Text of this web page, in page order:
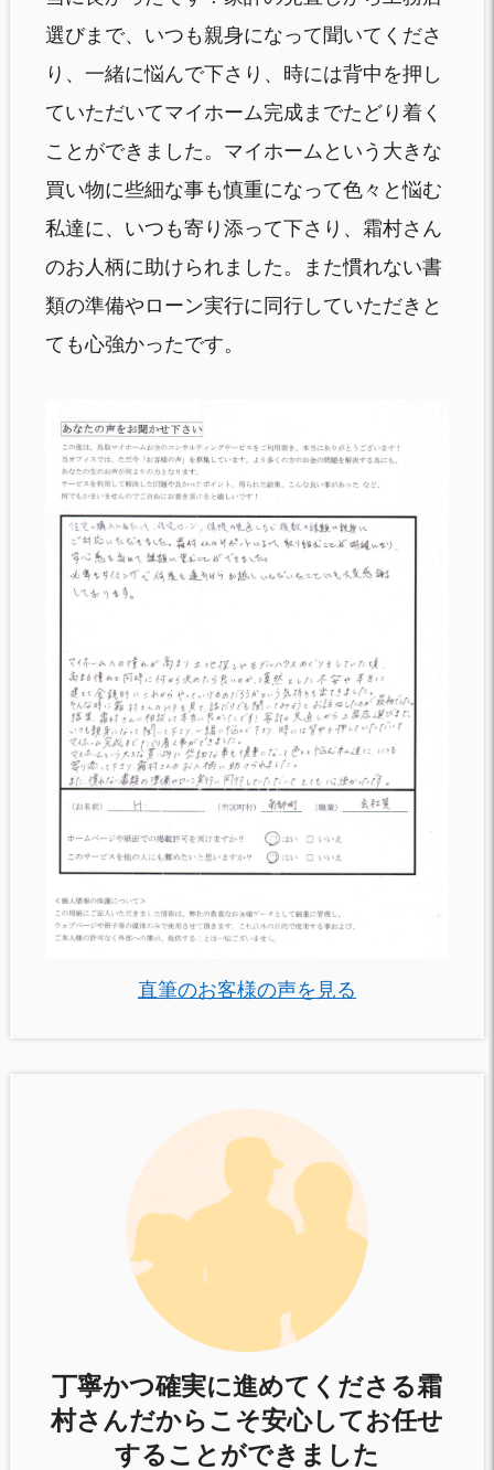
選びまで、いつも親身になって聞いてくださ
り、一緒に悩んで下さり、時には背中を押し
ていただいてマイホーム完成までたどり着く
ことができました。マイホームという大きな
買い物に些細な事も慎重になって色々と悩む
私達に、いつも寄り添って下さり、霜村さん
のお人柄に助けられました。また慣れない書
類の準備やローン実行に同行していただきと
ても心強かったです。
直筆のお客様の声を見る
丁寧かつ確実に進めてくださる霜
村さんだからこそ安心してお任せ
することができました